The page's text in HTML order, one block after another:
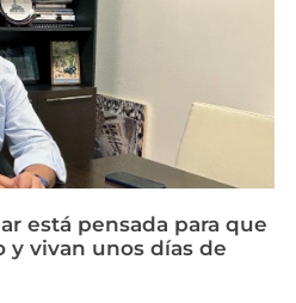
está pensada para que
vivan unos días de